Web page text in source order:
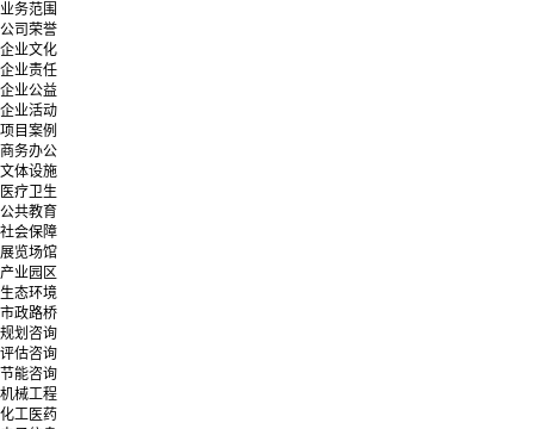
业务范围
公司荣誉
企业文化
企业责任
企业公益
企业活动
项目案例
商务办公
文体设施
医疗卫生
公共教育
社会保障
展览场馆
产业园区
生态环境
市政路桥
规划咨询
评估咨询
节能咨询
机械工程
化工医药